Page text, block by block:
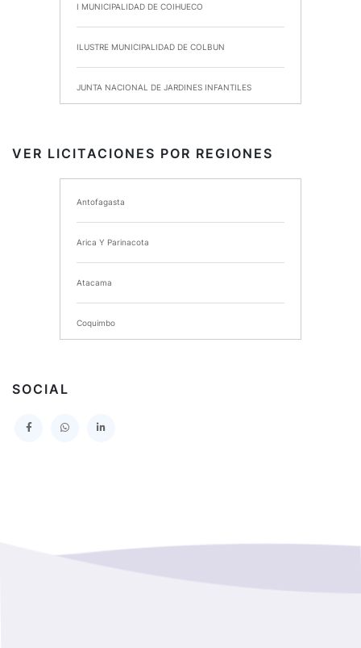
I MUNICIPALIDAD DE COIHUECO
ILUSTRE MUNICIPALIDAD DE COLBUN
JUNTA NACIONAL DE JARDINES INFANTILES
I MUNICIPALIDAD DE CHIMBARONGO
INSTITUTO NACIONAL DE DEPORTES DE CHILE
SERVICIO DE SALUD DEL MAULE HOSPITAL DE
TALCA
I MUNICIPALIDAD DE PROVIDENCIA
SERVICIO DE SALUD TALCAHUANO HOSPITAL DE
GOBERNACION PROVINCIAL DE TALCA
VER LICITACIONES POR REGIONES
Antofagasta
Arica Y Parinacota
Atacama
Coquimbo
SOCIAL